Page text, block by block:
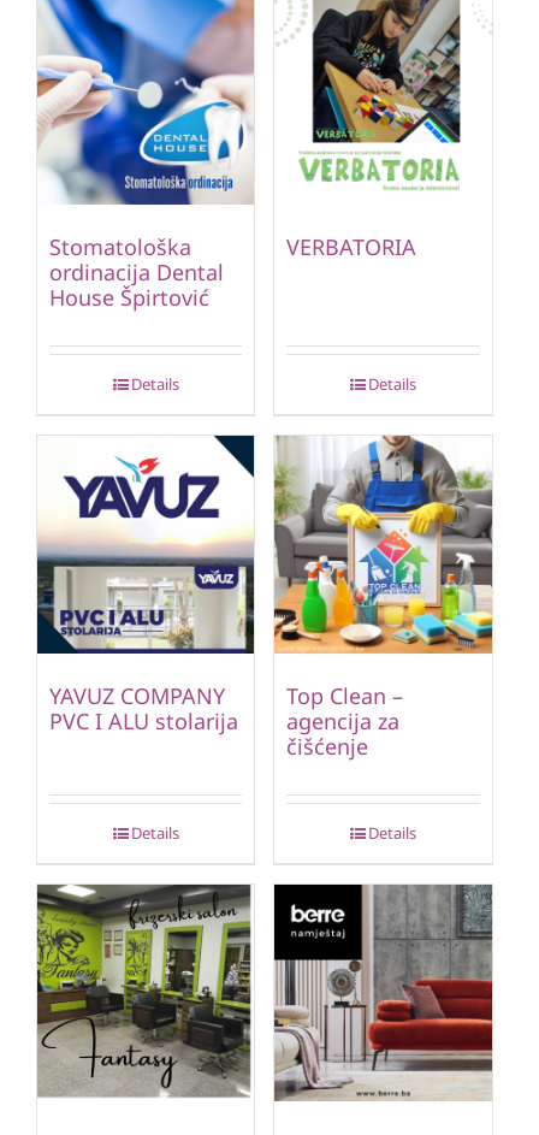
Stomatološka
ordinacija Dental
House Špirtović
Details
VERBATORIA
Details
YAVUZ COMPANY
PVC I ALU stolarija
Details
Top Clean –
agencija za
čišćenje
Details